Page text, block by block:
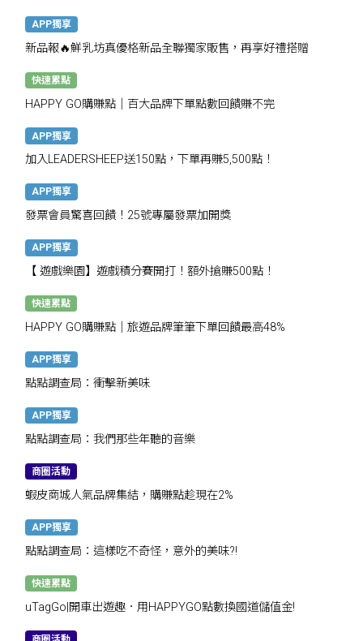
APP獨享
新品報🔥鮮乳坊真優格新品全聯獨家販售，再享好禮搭贈
快速累點
HAPPY GO購賺點｜百大品牌下單點數回饋賺不完
APP獨享
加入LEADERSHEEP送150點，下單再賺5,500點！
APP獨享
發票會員驚喜回饋！25號專屬發票加開獎
APP獨享
【 遊戲樂園】遊戲積分賽開打！額外搶賺500點！
快速累點
HAPPY GO購賺點｜旅遊品牌筆筆下單回饋最高48%
APP獨享
點點調查局：衝擊新美味
APP獨享
點點調查局：我們那些年聽的音樂
商圈活動
蝦皮商城人氣品牌集結，購賺點趁現在2%
APP獨享
點點調查局：這樣吃不奇怪，意外的美味?!
快速累點
uTagGo|開車出遊趣．用HAPPYGO點數換國道儲值金!